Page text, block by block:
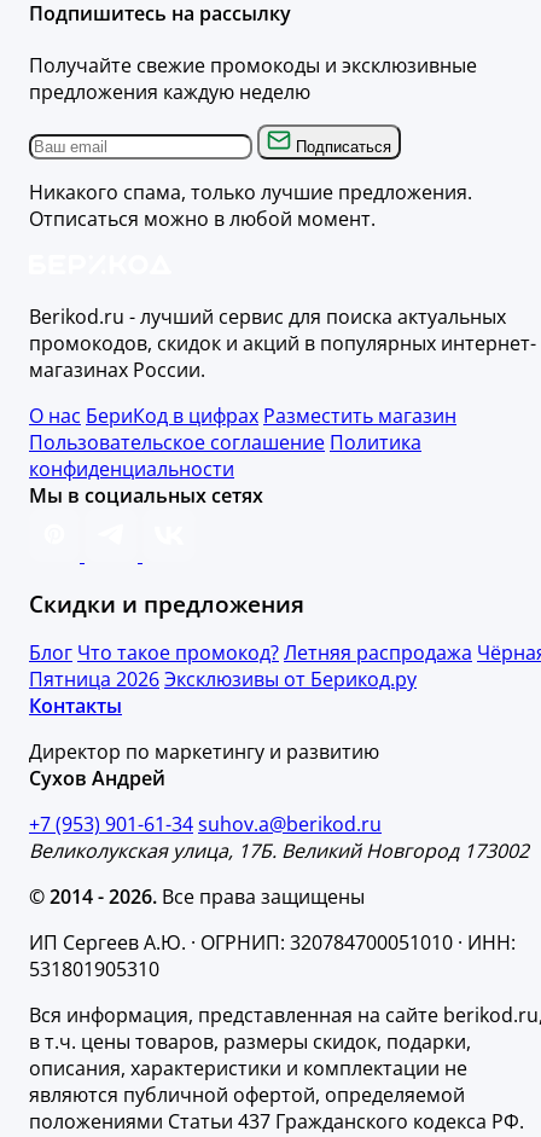
Подпишитесь на рассылку
Получайте свежие промокоды и эксклюзивные
предложения каждую неделю
Подписаться
Никакого спама, только лучшие предложения.
Отписаться можно в любой момент.
Berikod.ru - лучший сервис для поиска актуальных
промокодов, скидок и акций в популярных интернет-
магазинах России.
О нас БериКод в цифрах Разместить магазин
Пользовательское соглашение Политика
конфиденциальности
Мы в социальных сетях
Скидки и предложения
Блог Что такое промокод?Летняя распродажа
Пятница 2026Эксклюзивы от Берикод.ру
Контакты
Директор по маркетингу и развитию
Сухов Андрей
+7 (953) 901-61-34suhov.a@berikod.ru
Великолукская улица, 17Б. Великий Новгород 173002
© 2014 - 2026. Все права защищены
ИП Сергеев А.Ю. · ОГРНИП: 320784700051010 · ИНН:
531801905310
Вся информация, представленная на сайте
в т.ч. цены товаров, размеры скидок, подарки,
описания, характеристики и комплектации не
являются публичной офертой, определяемой
положениями Статьи 437 Гражданского кодекса РФ.